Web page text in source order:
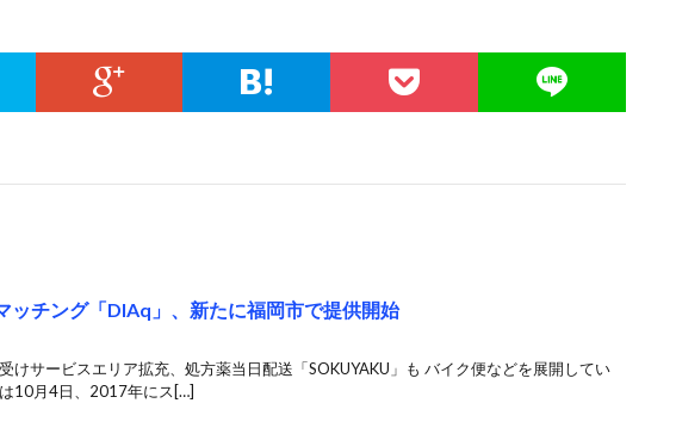
ッチング「DIAq」、新たに福岡市で提供開始
けサービスエリア拡充、処方薬当日配送「SOKUYAKU」も バイク便などを展開してい
10月4日、2017年にス[…]